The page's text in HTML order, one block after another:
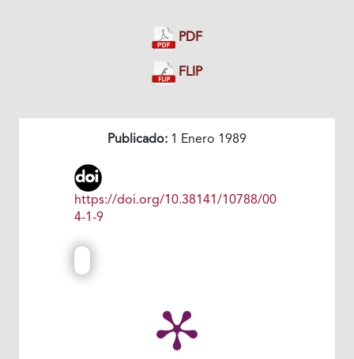
PDF
FLIP
Publicado: 1 Enero 1989
https://doi.org/10.38141/10788/00
4-1-9